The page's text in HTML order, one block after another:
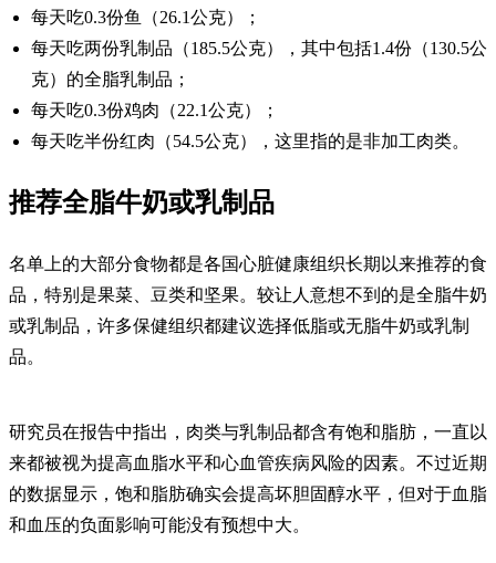
每天吃0.3份鱼（26.1公克）；
每天吃两份乳制品（185.5公克），其中包括1.4份（130.5公
克）的全脂乳制品；
每天吃0.3份鸡肉（22.1公克）；
每天吃半份红肉（54.5公克），这里指的是非加工肉类。
推荐全脂牛奶或乳制品
名单上的大部分食物都是各国心脏健康组织长期以来推荐的食
品，特别是果菜、豆类和坚果。较让人意想不到的是全脂牛奶
或乳制品，许多保健组织都建议选择低脂或无脂牛奶或乳制
品。
研究员在报告中指出，肉类与乳制品都含有饱和脂肪，一直以
来都被视为提高血脂水平和心血管疾病风险的因素。不过近期
的数据显示，饱和脂肪确实会提高坏胆固醇水平，但对于血脂
和血压的负面影响可能没有预想中大。